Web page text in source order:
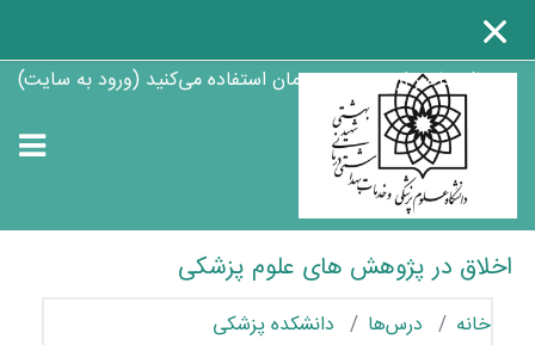
پرش به محتوای اصلی
در حال حاضر از دسترسی مهمان استفاده می‌کنید (ورود به سایت)
اخلاق در پژوهش های علوم پزشکی
خانه درس‌ها
دانشکده پزشکی